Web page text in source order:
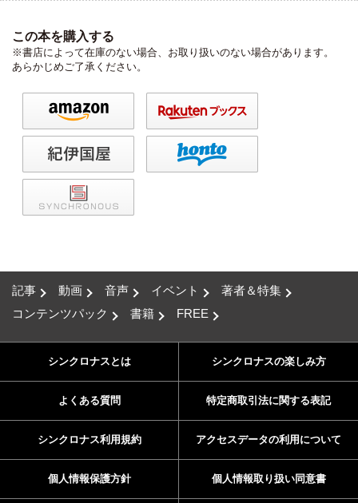
この本を購入する
※書店によって在庫のない場合、お取り扱いのない場合があります。
あらかじめご了承ください。
記事 動画 音声 イベント
著者＆特集
コンテンツパック
書籍 FREE
シンクロナスとは シンクロナスの楽しみ方
よくある質問 特定商取引法に関する表記
シンクロナス利用規約 アクセスデータの利用について
個人情報保護方針 個人情報取り扱い同意書